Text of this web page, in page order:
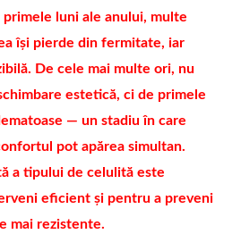
primele luni ale anului, multe
își pierde din fermitate, iar
De cele mai multe ori, nu
estetică, ci de primele
— un stadiu în care
pot apărea simultan.
a tipului de celulită este
eficient și pentru a preveni
mai rezistente.